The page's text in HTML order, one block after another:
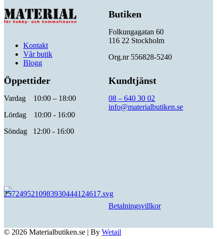
Kontakt
Vår butik
Blogg
Butiken
Folkungagatan 60
116 22 Stockholm
Org.nr 556828-5240
Öppettider
Vardag 10:00 – 18:00
Lördag 10:00 - 16:00
Söndag 12:00 - 16:00
Kundtjänst
08 – 640 30 02
info@materialbutiken.se
Betalningsvillkor
© 2026 Materialbutiken.se | By Wetail